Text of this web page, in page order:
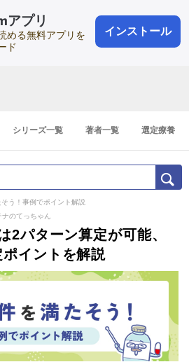
アプリ
める無料アプリを
ド
インストール
会員登録
登録1分
シリーズ一覧 著者一覧 選定療養
う！事例でポイント解説
のてっちゃん
2パターン算定が可能、
イントを解説